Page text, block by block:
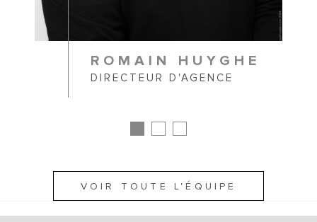
ROMAIN HUYGHE
DIRECTEUR D'AGENCE
VOIR TOUTE L'ÉQUIPE